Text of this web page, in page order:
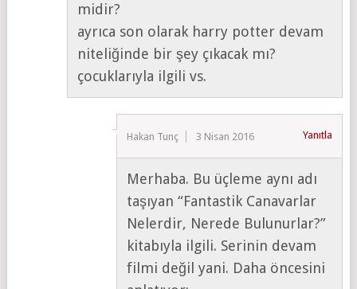
midir?
ayrıca son olarak harry potter devam
niteliğinde bir şey çıkacak mı?
çocuklarıyla ilgili vs.
Hakan Tunç 3 Nisan 2016 Yanıtla
Merhaba. Bu üçleme aynı adı
taşıyan “Fantastik Canavarlar
Nelerdir, Nerede Bulunurlar?”
kitabıyla ilgili. Serinin devam
filmi değil yani. Daha öncesini